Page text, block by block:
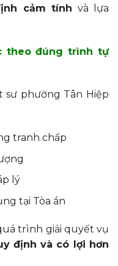
cảm tính và lựa
theo đúng trình tự
phường Tân Hiệp
tranh chấp
lý
tại Tòa án
trình giải quyết vụ
định và có lợi hơn